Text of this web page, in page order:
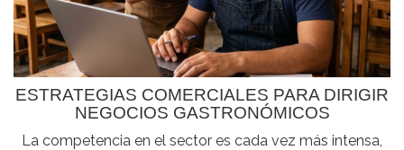
ESTRATEGIAS COMERCIALES PARA DIRIGIR
NEGOCIOS GASTRONÓMICOS
La competencia en el sector es cada vez más intensa,